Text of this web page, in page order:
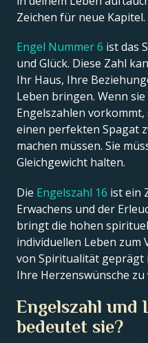
Zeichen für neue Kapitel.
Engel Nummer 6 ist das
und Glück. Diese Zahl
Ihr Haus, Ihre
Leben bringen. Wenn sie
Engelszahlen vorkommt,
einen perfekten Spagat
machen müssen. Sie
Gleichgewicht halten.
Die Engelszahl 16 ist ein
Erwachens und der
bringt die hohen
individuellen Leben zum
von Spiritualität geprägt
Ihre Herzenswünsche zu
Engelszahl und
bedeutet sie?